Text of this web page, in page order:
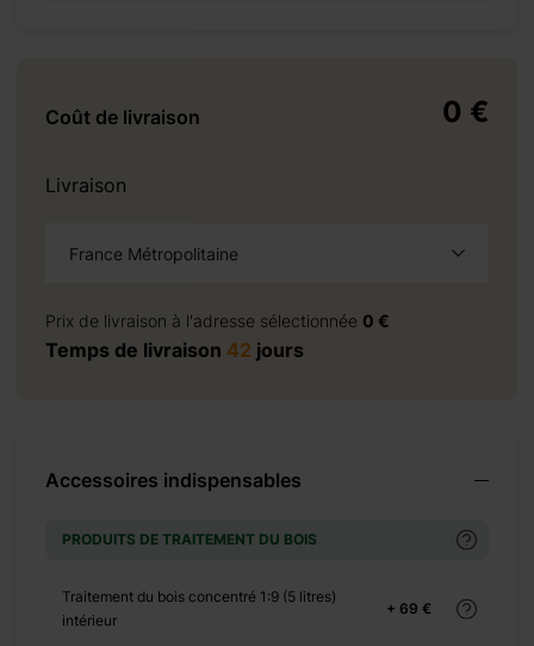
Coût de livraison 0 €
Livraison
France Métropolitaine
Prix de livraison à l'adresse sélectionnée 0 €
Temps de livraison 42 jours
Accessoires indispensables
PRODUITS DE TRAITEMENT DU BOIS
+ 69 €
Traitement du bois concentré 1:9 (5 litres)
intérieur
+ 200 €
+ 180 €
+ 149 €
+ 0 €
+ 0 €